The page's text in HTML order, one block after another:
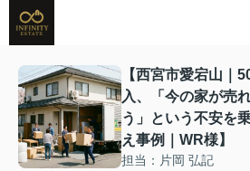
【西宮市愛宕山｜
入、「今の家が売
う」という不安を
え事例｜WR様】
担当：片岡 弘記